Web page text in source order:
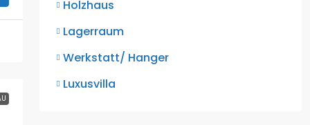
Holzhaus
Lagerraum
Werkstatt/ Hanger
Luxusvilla